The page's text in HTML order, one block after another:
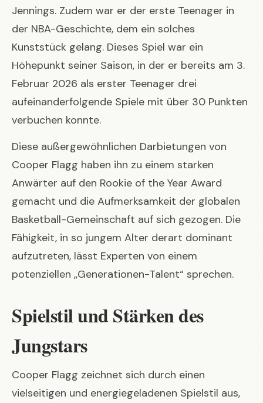
Jennings. Zudem war er der erste Teenager in
der NBA-Geschichte, dem ein solches
Kunststück gelang. Dieses Spiel war ein
Höhepunkt seiner Saison, in der er bereits am 3.
Februar 2026 als erster Teenager drei
aufeinanderfolgende Spiele mit über 30 Punkten
verbuchen konnte.
Diese außergewöhnlichen Darbietungen von
Cooper Flagg haben ihn zu einem starken
Anwärter auf den Rookie of the Year Award
gemacht und die Aufmerksamkeit der globalen
Basketball-Gemeinschaft auf sich gezogen. Die
Fähigkeit, in so jungem Alter derart dominant
aufzutreten, lässt Experten von einem
potenziellen „Generationen-Talent“ sprechen.
Spielstil und Stärken des
Jungstars
Cooper Flagg zeichnet sich durch einen
vielseitigen und energiegeladenen Spielstil aus,